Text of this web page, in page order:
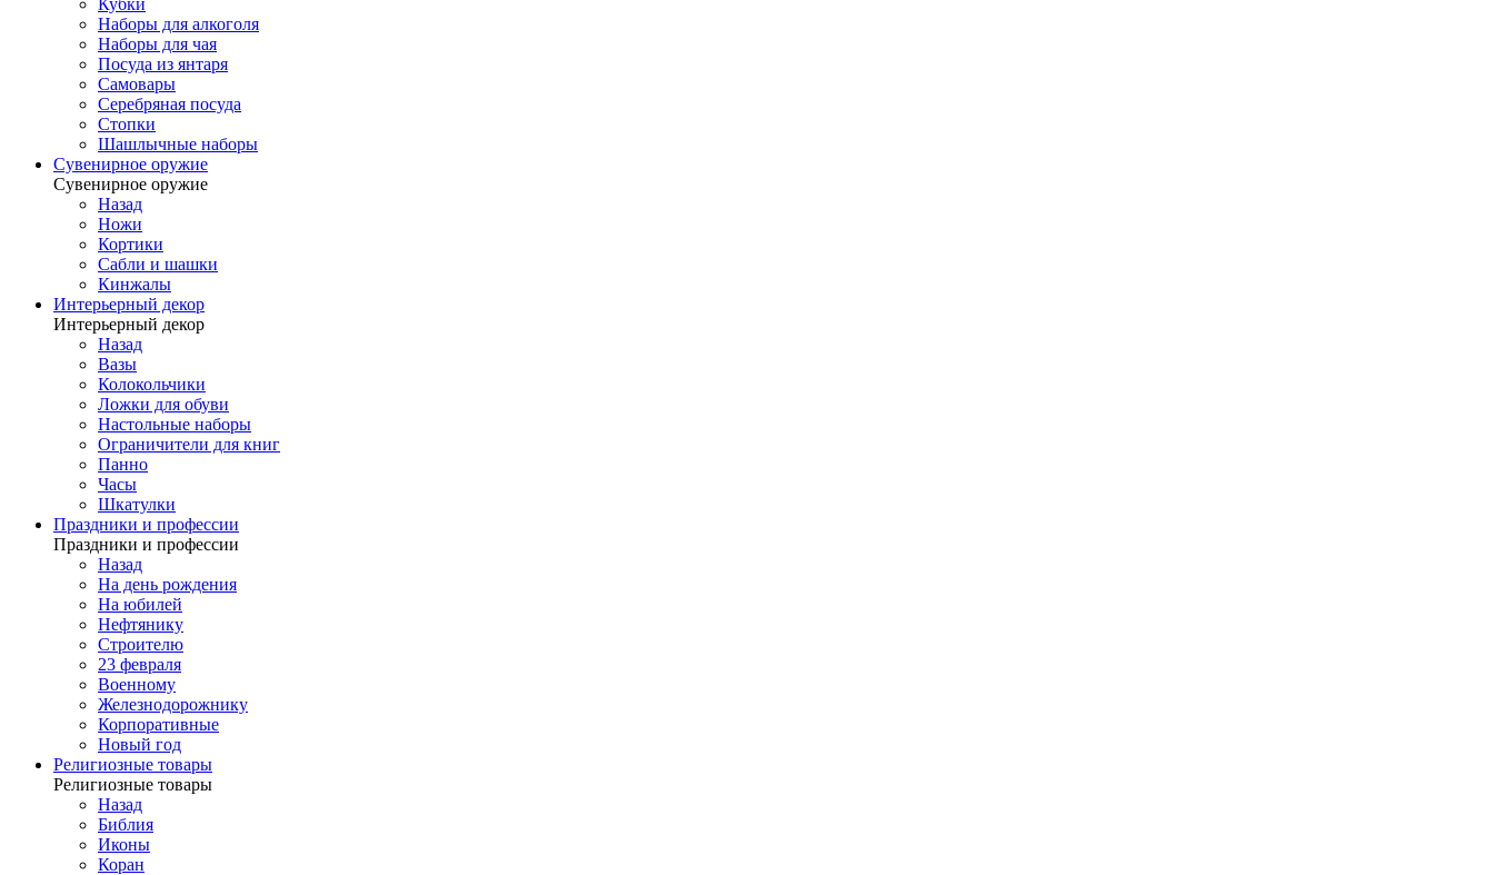
Кубки
Наборы для алкоголя
Наборы для чая
Посуда из янтаря
Самовары
Серебряная посуда
Стопки
Шашлычные наборы
Сувенирное оружие
Сувенирное оружие
Назад
Ножи
Кортики
Сабли и шашки
Кинжалы
Интерьерный декор
Интерьерный декор
Назад
Вазы
Колокольчики
Ложки для обуви
Настольные наборы
Ограничители для книг
Панно
Часы
Шкатулки
Праздники и профессии
Праздники и профессии
Назад
На день рождения
На юбилей
Нефтянику
Строителю
23 февраля
Военному
Железнодорожнику
Корпоративные
Новый год
Религиозные товары
Религиозные товары
Назад
Библия
Иконы
Коран